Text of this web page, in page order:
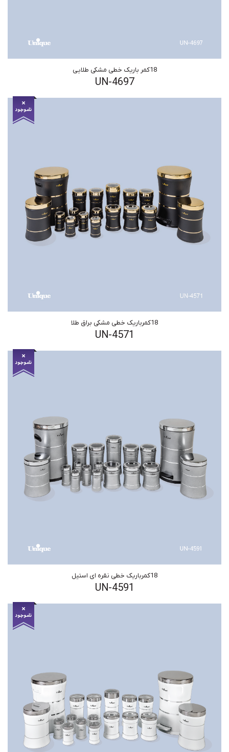
18کمر باریک خطی مشکی طلایی
UN-4697
18کمرباریک خطی مشکی براق طلا
UN-4571
18کمرباریک خطی نقره ای استیل
UN-4591